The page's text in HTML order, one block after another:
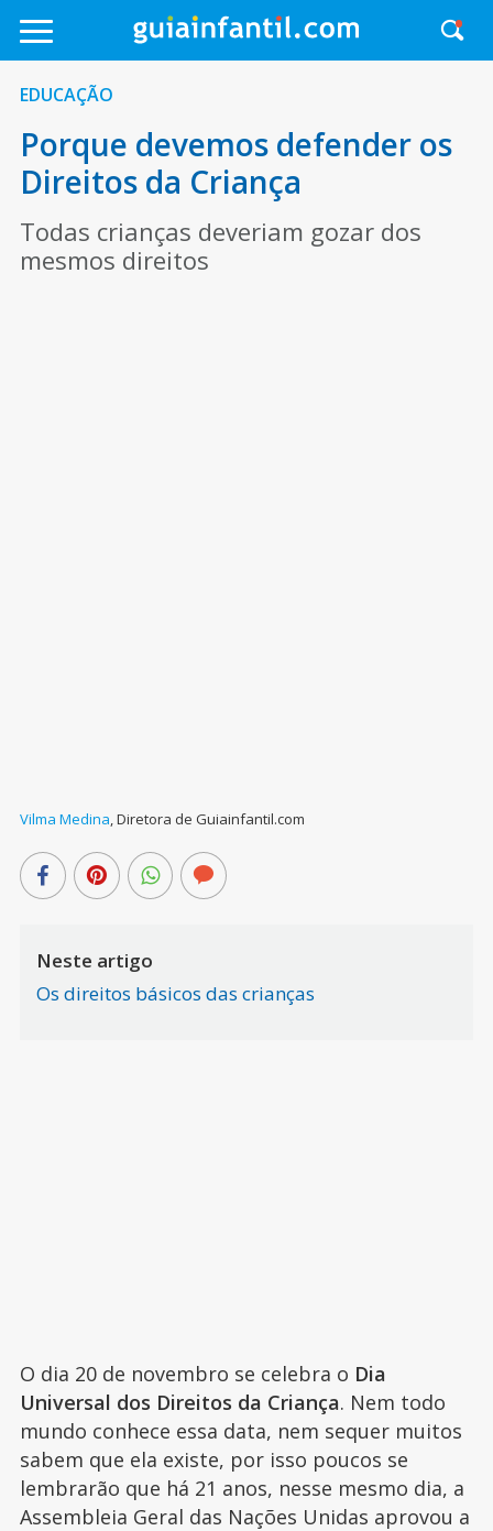
EDUCAÇÃO
Porque devemos defender os
Direitos da Criança
Todas crianças deveriam gozar dos
mesmos direitos
Vilma Medina,Diretora de Guiainfantil.com
Neste artigo
Os direitos básicos das crianças
O dia 20 de novembro se celebra o Dia
Universal dos Direitos da Criança. Nem todo
mundo conhece essa data, nem sequer muitos
sabem que ela existe, por isso poucos se
lembrarão que há 21 anos, nesse mesmo dia, a
Assembleia Geral das Nações Unidas aprovou a